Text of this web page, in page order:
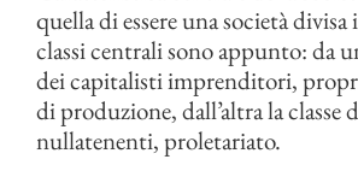
quella di essere una società divisa
classi centrali sono appunto: da
dei capitalisti imprenditori,
di produzione, dall’altra la classe
nullatenenti, proletariato.